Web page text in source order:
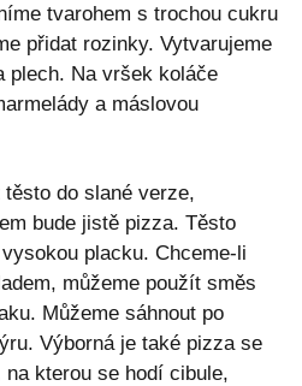
tvarohem s trochou cukru
přidat rozinky. Vytvarujeme
plech. Na vršek koláče
a máslovou
do slané verze,
bude jistě pizza. Těsto
placku. Chceme-li
můžeme použít směs
Můžeme sáhnout po
Výborná je také pizza se
kterou se hodí cibule,